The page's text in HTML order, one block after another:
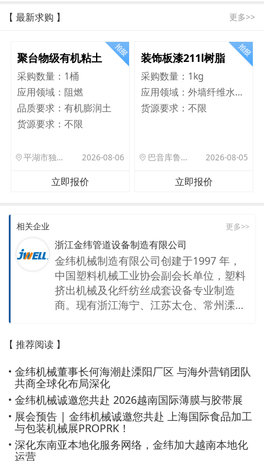
【 最新求购 】 更多>>
聚台物级有机粘土
采购数量： 1桶
应用领域： 阻燃
品质要求： 有机膨润土
货源要求： 不限
平湖市独山港镇集港路 589 号 2026-08-06
立即报价
装饰板漆211l树脂
采购数量： 1kg
应用领域：
外墙纤维水泥板
货源要求：不限
巴音库鲁提镇,托帕口岸六号库房 2026-08-05
立即报价
相关企业 更多>>
浙江金纬管道设备制造有限公司
金纬机械制造有限公司创建于1997 年，
中国塑料机械工业协会副会长单位，塑料
挤出机械及化纤纺丝成套设备专业制造
商。现有浙江海宁、江苏太仓、常州溧
司，总占地面积超千亩。公司拥有一支高
素质的研发队伍和经验丰富的机械、电气
调试工程师团队，以及先进的机械加工基
地和规范的装配车间，每年生产3000多
（台）套高档的塑料挤出生产线及化纤纺
丝成套设备。产品覆盖各类高分子材料的
配混造粒、管道、异型材、板材、片材、
无纺布、化纤纺丝等生产线，以及中空成
【 推荐阅读 】
金纬机械董事长何海潮赴溧阳厂区 与海外营销团队
共商全球化布局深化
金纬机械诚邀您共赴 2026越南国际薄膜与胶带展
展会预告 | 金纬机械诚邀您共赴 上海国际食品加工
与包装机械展PROPRK！
深化东南亚本地化服务网络，金纬加大越南本地化
运营